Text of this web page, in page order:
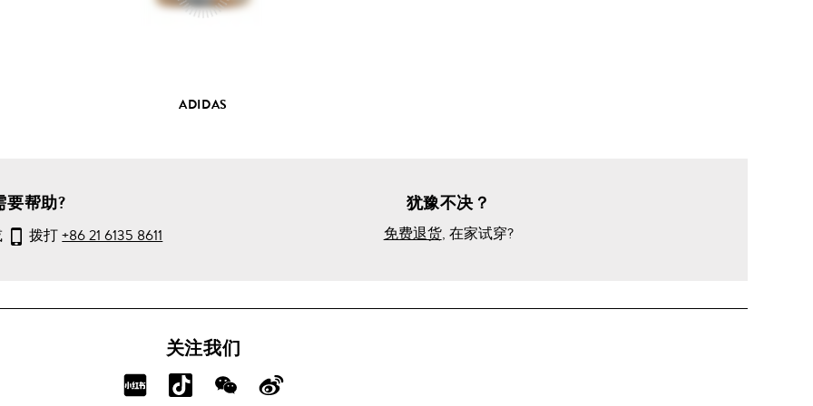
ADIDAS
品
要帮助?
拨打+86 21 6135 8611
犹豫不决？
免费退货, 在家试穿?
关注我们
分
分 分 分